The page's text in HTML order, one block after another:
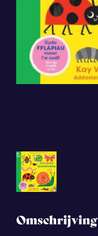
Omschrijving